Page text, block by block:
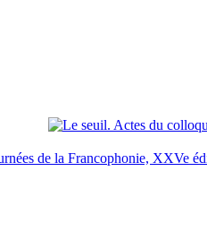
de la Francophonie, XXVe